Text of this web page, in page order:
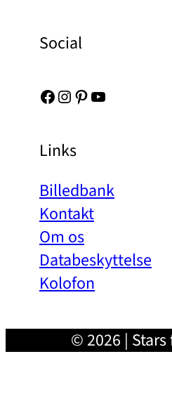
Social
Facebook Instagram Pinterest YouTube
Links
Billedbank
Kontakt
Om os
Databeskyttelse
Kolofon
© 2026 |